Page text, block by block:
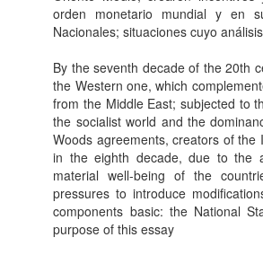
orden monetario mundial y en
Nacionales; situaciones cuyo
By the seventh decade of the 20th
the Western one, which
from the Middle East; subjected to
the socialist world and the
Woods agreements, creators of
in the eighth decade, due to the
material well-being of the
pressures to introduce
components basic: the National
purpose of this essay